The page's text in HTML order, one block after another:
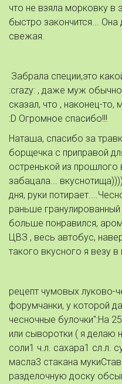
что не взяла морковку в
быстро закончится... Она
свежая.
Забрала специи,это
:crazy: , даже муж
сказал, что , наконец-то,
:D Огромное спасибо!!!
Наташа, спасибо за
борщечка с приправой
остренькой из прошлого
забацала...
дня, руки
раньше гранулированный
больше понравился,
ЦВЗ , весь автобус,
такого вкусного я везу в
рецепт чумовых луково-
форумчанки, у которой
чесночные булочки":На
или сыворотки ( я делаю
соли1 ч.л. сахара1 сл.л.
масла3 стакана
разделочную доску